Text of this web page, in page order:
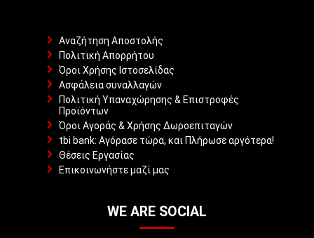
Αναζήτηση Αποστολής
Πολιτική Απορρήτου
Όροι Χρήσης Ιστοσελίδας
Ασφάλεια συναλλαγών
Πολιτική Υπαναχώρησης & Επιστροφές
Προϊόντων
Όροι Αγοράς & Χρήσης Δωροεπιταγών
tbi bank: Αγόρασε τώρα, και Πλήρωσε αργότερα!
Θέσεις Εργασίας
Επικοινωνήστε μαζί μας
WE ARE SOCIAL